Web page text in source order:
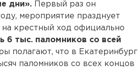
дни».
Первый раз он
мероприятие празднует
крестный ход официально
6 тыс. паломников со всей
полагают, что в Екатеринбург
паломников со всех концов